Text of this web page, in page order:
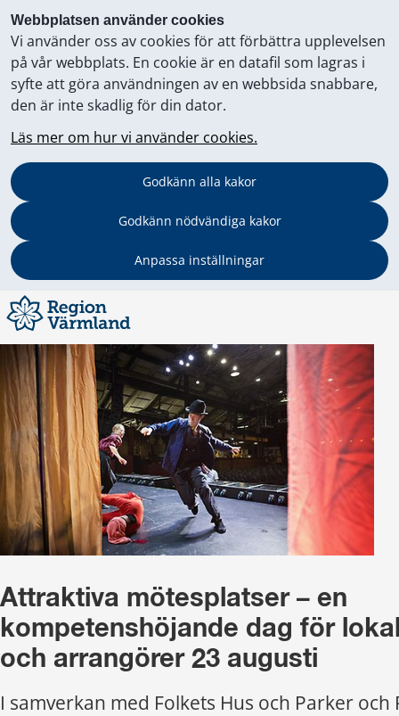
Webbplatsen använder cookies
Vi använder oss av cookies för att förbättra upplevelsen
på vår webbplats. En cookie är en datafil som lagras i
syfte att göra användningen av en webbsida snabbare,
den är inte skadlig för din dator.
Läs mer om hur vi använder cookies.
Godkänn alla kakor
Godkänn nödvändiga kakor
Anpassa inställningar
Attraktiva mötesplatser – en
kompetenshöjande dag för
och arrangörer 23 augusti
I samverkan med Folkets Hus och Parker och